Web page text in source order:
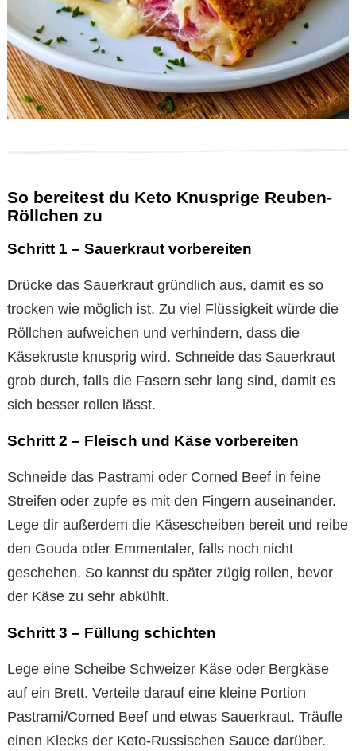
So bereitest du Keto Knusprige Reuben-
Röllchen zu
Schritt 1 – Sauerkraut vorbereiten
Drücke das Sauerkraut gründlich aus, damit es so
trocken wie möglich ist. Zu viel Flüssigkeit würde die
Röllchen aufweichen und verhindern, dass die
Käsekruste knusprig wird. Schneide das Sauerkraut
grob durch, falls die Fasern sehr lang sind, damit es
sich besser rollen lässt.
Schritt 2 – Fleisch und Käse vorbereiten
Schneide das Pastrami oder Corned Beef in feine
Streifen oder zupfe es mit den Fingern auseinander.
Lege dir außerdem die Käsescheiben bereit und reibe
den Gouda oder Emmentaler, falls noch nicht
geschehen. So kannst du später zügig rollen, bevor
der Käse zu sehr abkühlt.
Schritt 3 – Füllung schichten
Lege eine Scheibe Schweizer Käse oder Bergkäse
auf ein Brett. Verteile darauf eine kleine Portion
Pastrami/Corned Beef und etwas Sauerkraut. Träufle
einen Klecks der Keto-Russischen Sauce darüber.